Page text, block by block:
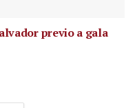
previo a gala